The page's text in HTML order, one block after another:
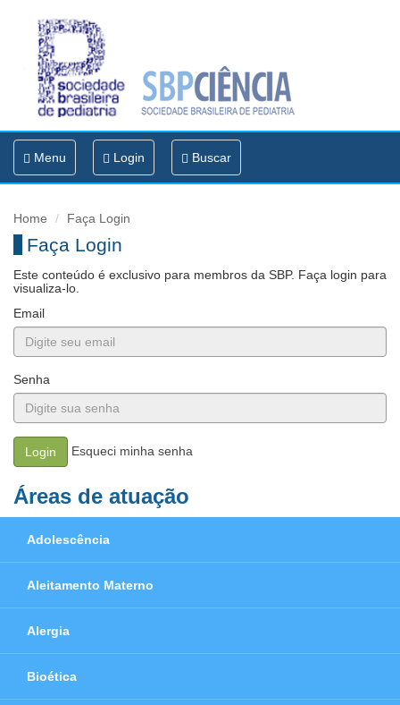
Toggle
navigation
Menu Login Buscar
Home Faça Login
Faça Login
Este conteúdo é exclusivo para membros da SBP. Faça login para
visualiza-lo.
Email
Senha
Login Esqueci minha senha
Áreas de atuação
Adolescência
Aleitamento Materno
Alergia
Bioética